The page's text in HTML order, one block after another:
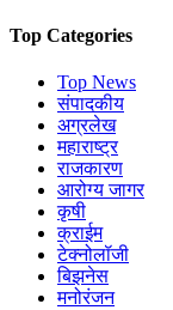
Top Categories
Top News
संपादकीय
अग्रलेख
महाराष्ट्र
राजकारण
आरोग्य जागर
कृषी
क्राईम
टेक्नोलॉजी
बिझनेस
मनोरंजन